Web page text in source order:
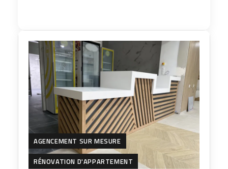
AGENCEMENT SUR MESURE
RÉNOVATION D'APPARTEMENT